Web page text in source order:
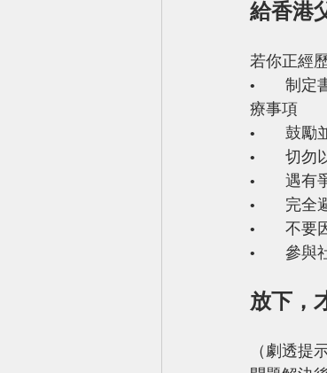
給香港
若你正經
•	制定書面「共同親職計劃」（parenting plan），包括日常安排、節日、居住、教育及醫
療事項
•	鼓
•	切
•	遇
•	完
•	不
•	參
放下，
（劇透提